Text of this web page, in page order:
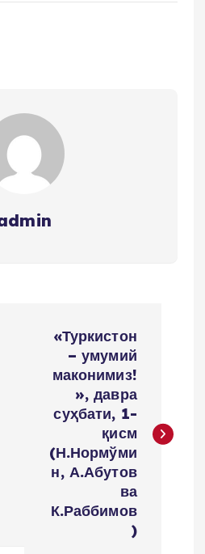
«Туркистон
– умумий
маконимиз!
», давра
суҳбати, 1-
қисм
(Н.Нормўми
н, А.Абутов
ва
К.Раббимов
)